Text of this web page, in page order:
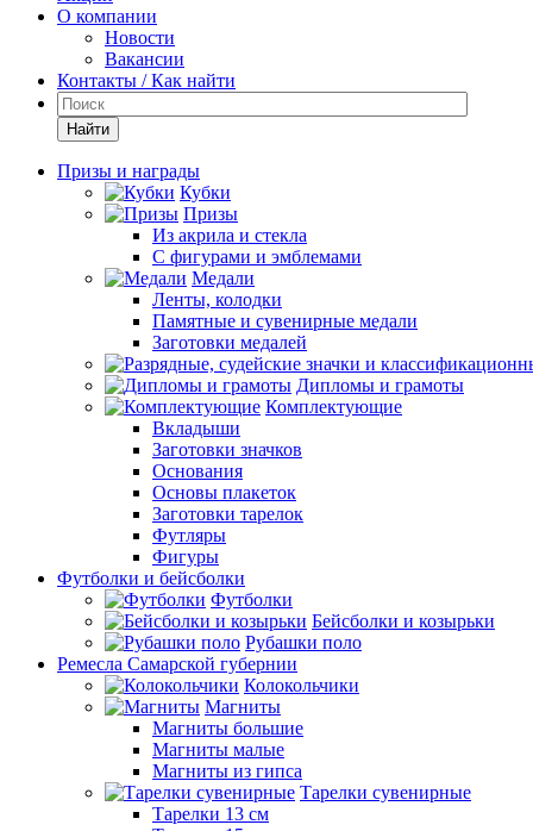
О компании
Новости
Вакансии
Контакты / Как найти
Найти
Призы и награды
Кубки
Призы
Из акрила и стекла
С фигурами и эмблемами
Медали
Ленты, колодки
Памятные и сувенирные медали
Заготовки медалей
Дипломы и грамоты
Комплектующие
Вкладыши
Заготовки значков
Основания
Основы плакеток
Заготовки тарелок
Футляры
Фигуры
Футболки и бейсболки
Футболки
Бейсболки и козырьки
Рубашки поло
Ремесла Самарской губернии
Колокольчики
Магниты
Магниты большие
Магниты малые
Магниты из гипса
Тарелки сувенирные
Тарелки 13 см